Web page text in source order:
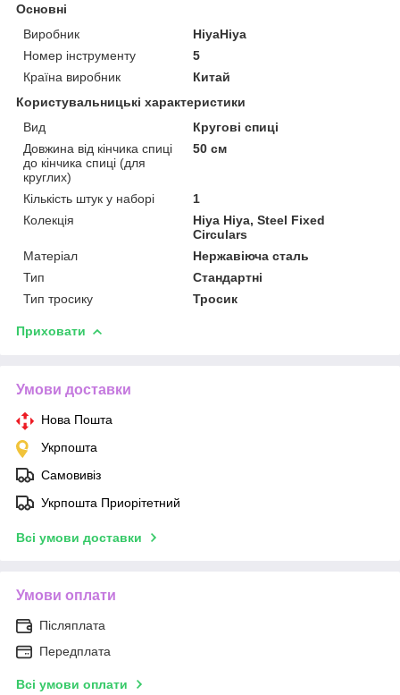
Основні
Виробник
HiyaHiya
Номер інструменту
5
Країна виробник
Китай
Користувальницькі характеристики
Вид
Кругові спиці
Довжина від кінчика спиці
до кінчика спиці (для
круглих)
50 см
Кількість штук у наборі
1
Колекція
Hiya Hiya, Steel Fixed
Circulars
Матеріал
Нержавіюча сталь
Тип
Стандартні
Тип тросику
Тросик
Приховати
Умови доставки
Нова Пошта
Укрпошта
Самовивіз
Укрпошта Приорітетний
Всі умови доставки
Умови оплати
Післяплата
Передплата
Всі умови оплати